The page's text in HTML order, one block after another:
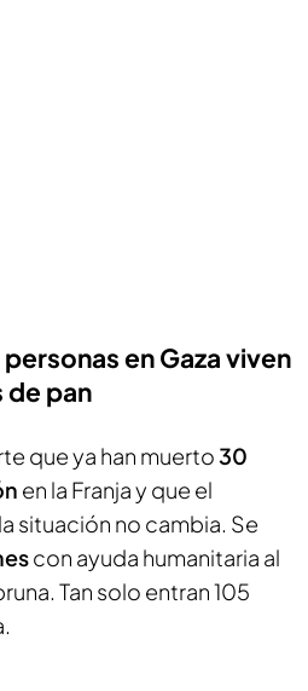
en Gaza viven
de pan
que ya han muerto30
en la Franja y que el
situación no cambia. Se
con ayuda humanitaria al
Tan solo entran 105